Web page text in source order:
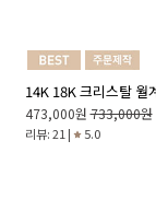
14K 18K 크리스탈 월
473,000원 733,000원
리뷰: 21 | 5.0